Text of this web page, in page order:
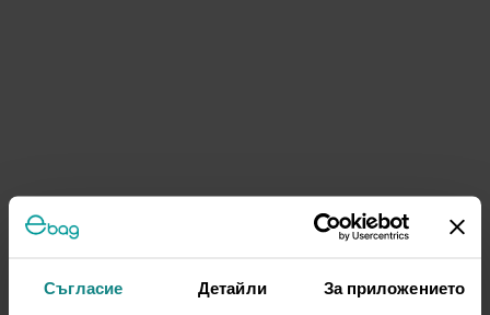
Съгласие Детайли За приложението